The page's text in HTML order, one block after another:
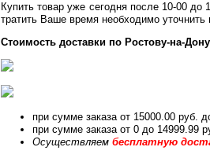
Купить товар уже сегодня после 10-00
тратить Ваше время необходимо
Стоимость доставки по Ростову-на-
при сумме заказа от 15000.00 руб.
при сумме заказа от 0 до 14999.99
Осуществляембесплатную